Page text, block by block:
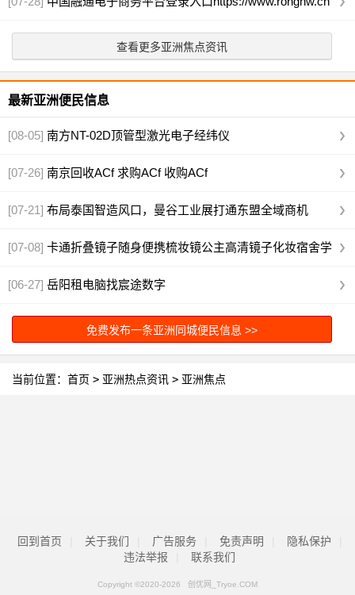
查看更多亚洲焦点资讯
最新亚洲便民信息
[08-05] 南方NT-02D顶管型激光电子经纬仪
[07-26] 南京回收ACf 求购ACf 收购ACf
[07-21] 布局泰国智造风口，曼谷工业展打通东盟全域商机
[07-08] 卡通折叠镜子随身便携梳妆镜公主高清镜子化妆宿舍学
生镜子
[06-27] 岳阳租电脑找宸途数字
免费发布一条亚洲同城便民信息 >>
当前位置： 首页 > 亚洲热点资讯 > 亚洲焦点
回到首页 关于我们 广告服务 免责声明 隐私保护
违法举报
联系我们
Copyright ©2020-2026 创优网_Tryoe.COM